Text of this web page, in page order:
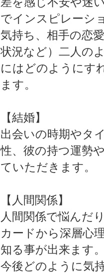
でインスピレーシ
気持ち、相手の恋
状況など）二人の
にはどのようにす
ます。
【結婚】
出会いの時期やタ
性、彼の持つ運勢
ていただきます。
【人間関係】
人間関係で悩んだ
カードから深層心
知る事が出来ます
今後どのように気